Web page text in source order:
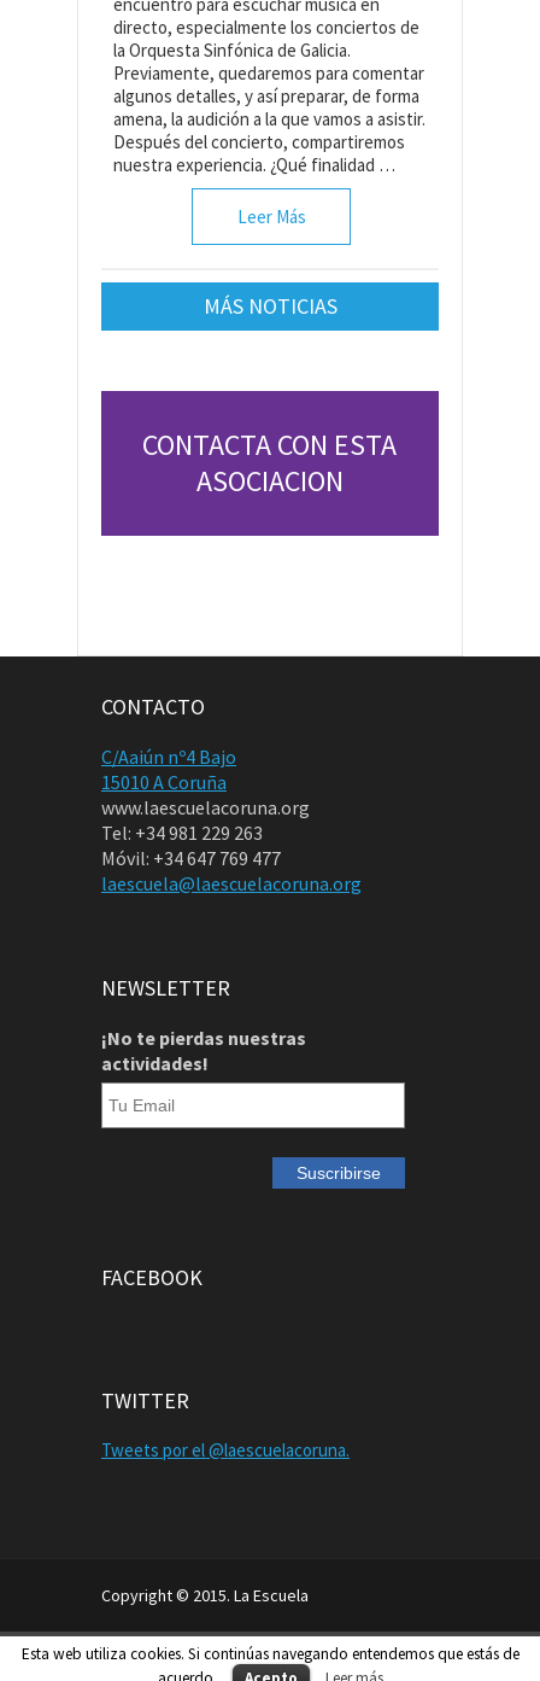
directo, especialmente los conciertos de
la Orquesta Sinfónica de Galicia.
Previamente, quedaremos para comentar
algunos detalles, y así preparar, de forma
amena, la audición a la que vamos a asistir.
Después del concierto, compartiremos
nuestra experiencia. ¿Qué finalidad …
Leer Más
MÁS NOTICIAS
CONTACTA CON ESTA
ASOCIACION
CONTACTO
C/Aaiún nº4 Bajo
15010 A Coruña
www.laescuelacoruna.org
Tel: +34 981 229 263
Móvil: +34 647 769 477
laescuela@laescuelacoruna.org
NEWSLETTER
¡No te pierdas nuestras
actividades!
FACEBOOK
TWITTER
Tweets por el @laescuelacoruna.
Copyright © 2015. La Escuela
Aviso Legal
Política de Privacidad
Política de Cookies
Esta web utiliza cookies. Si continúas navegando entendemos que estás de